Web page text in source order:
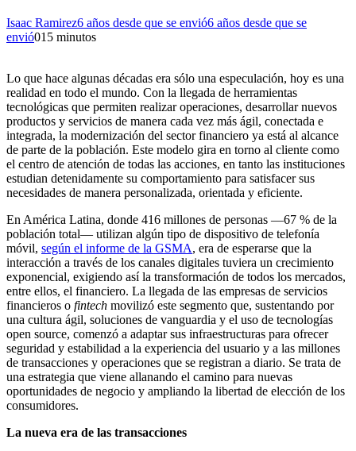
Isaac Ramirez6 años desde que se envió6 años desde que se
envió015 minutos
Lo que hace algunas décadas era sólo una especulación, hoy es una
realidad en todo el mundo. Con la llegada de herramientas
tecnológicas que permiten realizar operaciones, desarrollar nuevos
productos y servicios de manera cada vez más ágil, conectada e
integrada, la modernización del sector financiero ya está al alcance
de parte de la población. Este modelo gira en torno al cliente como
el centro de atención de todas las acciones, en tanto las instituciones
estudian detenidamente su comportamiento para satisfacer sus
necesidades de manera personalizada, orientada y eficiente.
En América Latina, donde 416 millones de personas —67 % de la
población total— utilizan algún tipo de dispositivo de telefonía
móvil, según el informe de la GSMA, era de esperarse que la
interacción a través de los canales digitales tuviera un crecimiento
exponencial, exigiendo así la transformación de todos los mercados,
entre ellos, el financiero. La llegada de las empresas de servicios
financieros o fintech movilizó este segmento que, sustentando por
una cultura ágil, soluciones de vanguardia y el uso de tecnologías
open source, comenzó a adaptar sus infraestructuras para ofrecer
seguridad y estabilidad a la experiencia del usuario y a las millones
de transacciones y operaciones que se registran a diario. Se trata de
una estrategia que viene allanando el camino para nuevas
oportunidades de negocio y ampliando la libertad de elección de los
consumidores.
La nueva era de las transacciones